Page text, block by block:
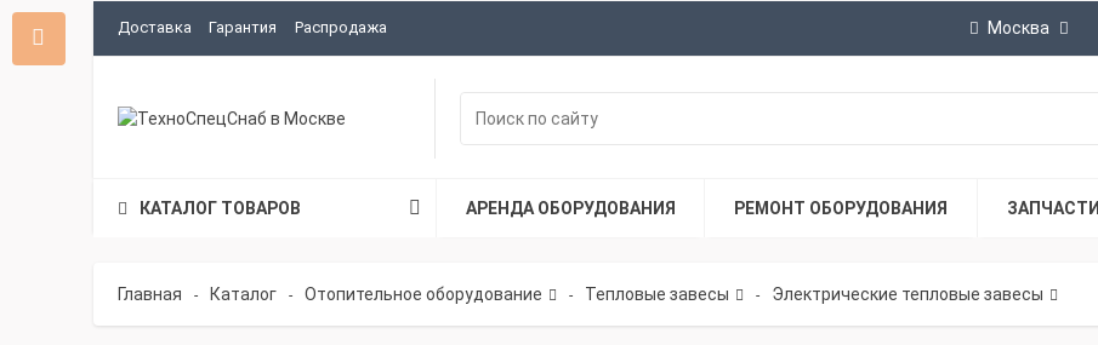
Доставка Гарантия Распродажа Москва
КАТАЛОГ ТОВАРОВ АРЕНДА ОБОРУДОВАНИЯ РЕМОНТ ОБОРУДОВАНИЯ ЗАПЧАСТИ
Главная - Каталог - Отопительное оборудование - Тепловые завесы - Электрические тепловые завесы